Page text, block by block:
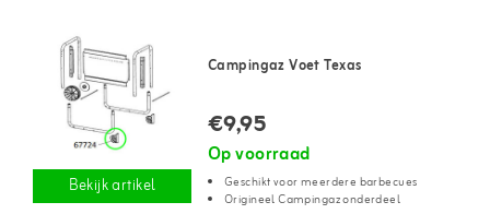
Bekijk artikel
Campingaz Voet Texas
€9,95
Op voorraad
Geschikt voor meerdere barbecues
Origineel Campingaz onderdeel